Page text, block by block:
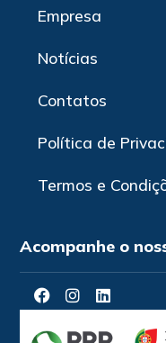
Empresa
Notícias
Contatos
Política de
Termos e
Acompanhe o